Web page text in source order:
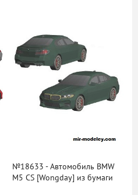
№18633 - Автомобиль BMW
M5 CS [Wongday] из бумаги